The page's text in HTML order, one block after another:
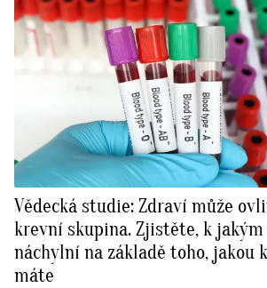
Vědecká studie: Zdraví může
krevní skupina. Zjistěte, k
náchylní na základě toho, jakou
máte